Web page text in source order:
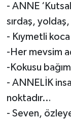
- ANNE
sırdaş,
- Kıymetli
-Her mevsim
-Kokusu
- ANNELİK
noktadır…
- Seven,